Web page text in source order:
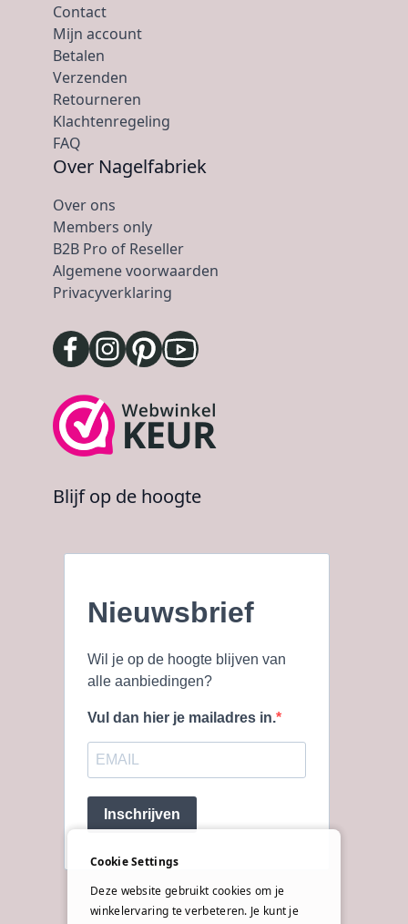
Contact
Mijn account
Betalen
Verzenden
Retourneren
Klachtenregeling
FAQ
Over Nagelfabriek
Over ons
Members only
B2B Pro of Reseller
Algemene voorwaarden
Privacyverklaring
Blijf op de hoogte
Nieuwsbrief
Wil je op de hoogte blijven van
alle aanbiedingen?
Vul dan hier je mailadres in.
Inschrijven
Cookie Settings
Deze website gebruikt cookies om je
winkelervaring te verbeteren. Je kunt je